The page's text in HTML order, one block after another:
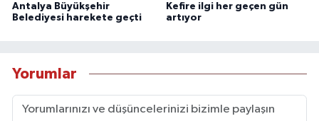
Antalya Büyükşehir
Belediyesi harekete geçti
Kefire ilgi her geçen gün
artıyor
Yorumlar